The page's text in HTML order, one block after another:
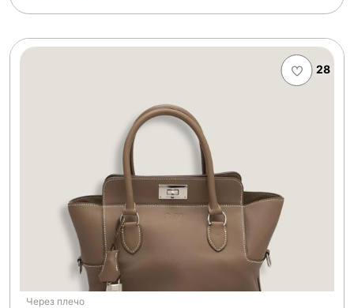
28
Через плечо